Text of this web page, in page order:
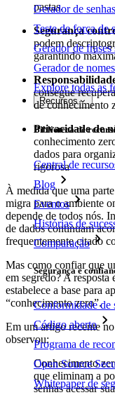
Gerador de senhas
Teste de força de
Gerador de frases
Gerador de
Explore todas as
Recursos
Biblioteca de
Central de
Blog
Eventos
Histórias de
Comparação
Segurança e
Conformidade de
Código aberto
Programa de
Open Source
Whitepaper de
pastas.
Segurança
podem
garantindo
consegue
de conhecimento
Privacidade de
conhecimento
dados para
rigorosa
À medida que uma
migra para o ambiente
depende de todos nós.
de dados continuam
frequentemente citado
Mas como confiar que
em segredo? A
estabelece a base para
“conhecimento zero”.
Em um artigo recente no
observou:
Conhecimento
que eliminam a
senhas acessar